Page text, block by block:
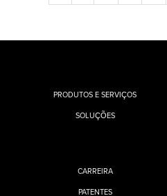
PRODUTOS E SERVIÇOS
SOLUÇÕES
CARREIRA
PATENTES